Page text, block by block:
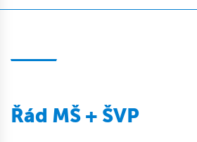
Řád MŠ + ŠVP